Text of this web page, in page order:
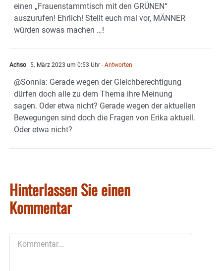
einen „Frauenstammtisch mit den GRÜNEN“
auszurufen! Ehrlich! Stellt euch mal vor, MÄNNER
würden sowas machen …!
Achso 5. März 2023 um 0:53 Uhr - Antworten
@Sonnia: Gerade wegen der Gleichberechtigung
dürfen doch alle zu dem Thema ihre Meinung
sagen. Oder etwa nicht? Gerade wegen der aktuellen
Bewegungen sind doch die Fragen von Erika aktuell.
Oder etwa nicht?
Hinterlassen Sie einen
Kommentar